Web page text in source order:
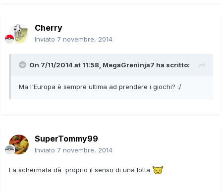
Cherry
Inviato 7 novembre, 2014
On 7/11/2014 at 11:58, MegaGreninja7 ha scritto:
Ma l'Europa è sempre ultima ad prendere i giochi? :/
SuperTommy99
Inviato 7 novembre, 2014
La schermata dà proprio il senso di una lotta